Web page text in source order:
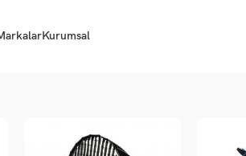
Kurumsal